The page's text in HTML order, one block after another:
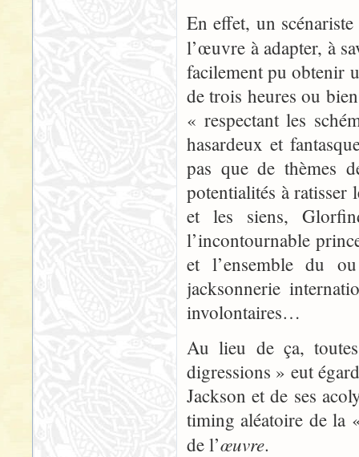
En effet, un
l’œuvre à adapter, à
facilement pu obtenir
de trois heures ou
« respectant les
hasardeux et
pas que de thèmes
potentialités à
et les siens,
l’incontournable
et l’ensemble du
jacksonnerie
involontaires…
Au lieu de ça,
digressions » eut
Jackson et de ses
timing aléatoire de la
de l’œuvre.